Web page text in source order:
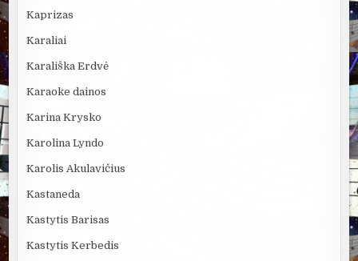
Kaprizas
Karaliai
Karališka Erdvė
Karaoke dainos
Karina Krysko
Karolina Lyndo
Karolis Akulavičius
Kastaneda
Kastytis Barisas
Kastytis Kerbedis